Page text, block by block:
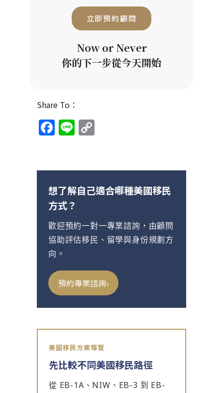
立即預約顧問
Now or Never
你的下一步從今天開始
Share To：
Facebook
Line
想了解自己適合哪種美國移民
方式？
歡迎預約一對一專業諮詢，由顧問
協助評估移民、留學與身份規劃方
向。
預約專業諮詢›
美國移民方案導覽
先比較不同美國移民路徑
從 EB-1A、NIW、EB-3 到 EB-